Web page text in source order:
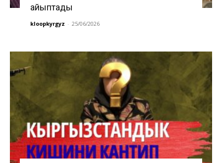
айыптады
kloopkyrgyz - 25/06/2026